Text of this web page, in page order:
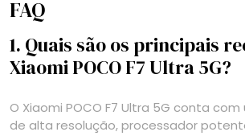
FAQ
1. Quais são os principais
Xiaomi POCO F7 Ultra 5G?
O Xiaomi POCO F7 Ultra 5G conta com
de alta resolução, processador